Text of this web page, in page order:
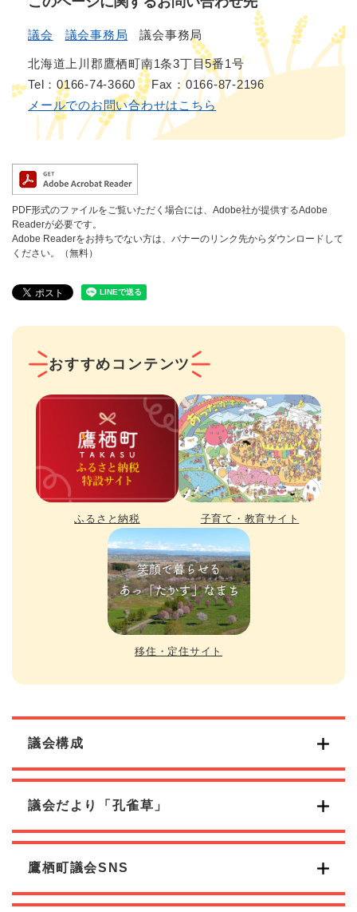
議会 議会事務局 議会事務局
北海道上川郡鷹栖町南1条3丁目5番1号
Tel：0166-74-3660
Fax：0166-87-2196
メールでのお問い合わせはこちら
PDF形式のファイルをご覧いただく場合には、Adobe社が提供するAdobe
Readerが必要です。
Adobe Readerをお持ちでない方は、バナーのリンク先からダウンロードして
ください。（無料）
おすすめコンテンツ
ふるさと納税 子育て・教育サイト
移住・定住サイト
議会構成
議会だより「孔雀草」
鷹栖町議会SNS